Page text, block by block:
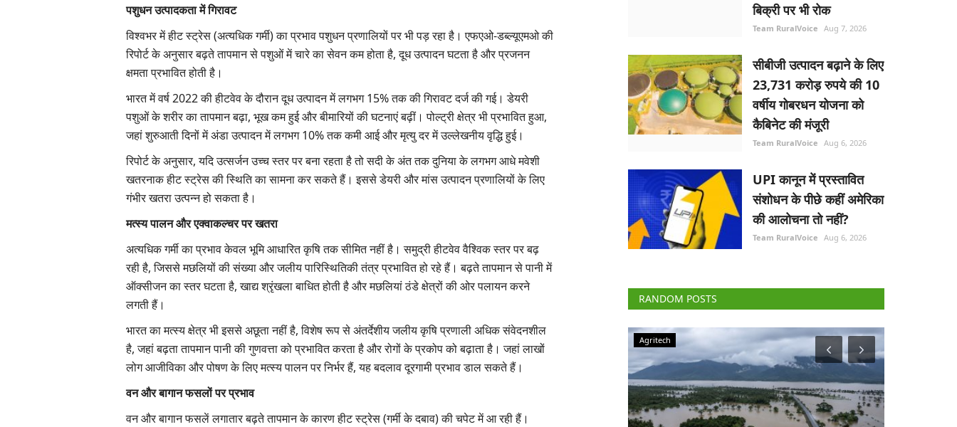
पशुधन उत्पादकता में गिरावट
विश्वभर में हीट स्ट्रेस (अत्यधिक गर्मी) का प्रभाव पशुधन प्रणालियों पर भी पड़ रहा है। एफएओ-डब्ल्यूएमओ की
रिपोर्ट के अनुसार बढ़ते तापमान से पशुओं में चारे का सेवन कम होता है, दूध उत्पादन घटता है और प्रजनन
क्षमता प्रभावित होती है।
भारत में वर्ष 2022 की हीटवेव के दौरान दूध उत्पादन में लगभग 15% तक की गिरावट दर्ज की गई। डेयरी
पशुओं के शरीर का तापमान बढ़ा, भूख कम हुई और बीमारियों की घटनाएं बढ़ीं। पोल्ट्री क्षेत्र भी प्रभावित हुआ,
जहां शुरुआती दिनों में अंडा उत्पादन में लगभग 10% तक कमी आई और मृत्यु दर में उल्लेखनीय वृद्धि हुई।
रिपोर्ट के अनुसार, यदि उत्सर्जन उच्च स्तर पर बना रहता है तो सदी के अंत तक दुनिया के लगभग आधे मवेशी
खतरनाक हीट स्ट्रेस की स्थिति का सामना कर सकते हैं। इससे डेयरी और मांस उत्पादन प्रणालियों के लिए
गंभीर खतरा उत्पन्न हो सकता है।
मत्स्य पालन और एक्वाकल्चर पर खतरा
अत्यधिक गर्मी का प्रभाव केवल भूमि आधारित कृषि तक सीमित नहीं है। समुद्री हीटवेव वैश्विक स्तर पर बढ़
रही है, जिससे मछलियों की संख्या और जलीय पारिस्थितिकी तंत्र प्रभावित हो रहे हैं। बढ़ते तापमान से पानी में
ऑक्सीजन का स्तर घटता है, खाद्य श्रृंखला बाधित होती है और मछलियां ठंडे क्षेत्रों की ओर पलायन करने
लगती हैं।
भारत का मत्स्य क्षेत्र भी इससे अछूता नहीं है, विशेष रूप से अंतर्देशीय जलीय कृषि प्रणाली अधिक संवेदनशील
है, जहां बढ़ता तापमान पानी की गुणवत्ता को प्रभावित करता है और रोगों के प्रकोप को बढ़ाता है। जहां लाखों
लोग आजीविका और पोषण के लिए मत्स्य पालन पर निर्भर हैं, यह बदलाव दूरगामी प्रभाव डाल सकते हैं।
वन और बागान फसलों पर प्रभाव
वन और बागान फसलें लगातार बढ़ते तापमान के कारण हीट स्ट्रेस (गर्मी के दबाव) की चपेट में आ रही हैं।
बिक्री पर भी रोक
Team RuralVoice Aug 7, 2026
सीबीजी उत्पादन बढ़ाने के लिए
23,731 करोड़ रुपये की 10
वर्षीय गोबरधन योजना को
कैबिनेट की मंजूरी
Team RuralVoice Aug 6, 2026
UPI कानून में प्रस्तावित
संशोधन के पीछे कहीं अमेरिका
की आलोचना तो नहीं?
Team RuralVoice Aug 6, 2026
RANDOM POSTS
Latest News Agritech Agriculture Conclave and NACOF Awards 2022